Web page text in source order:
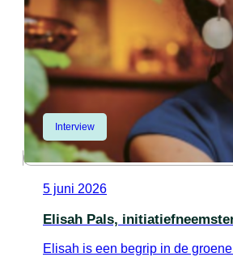
Interview
5 juni 2026
Elisah Pals,
Elisah is een begrip in de